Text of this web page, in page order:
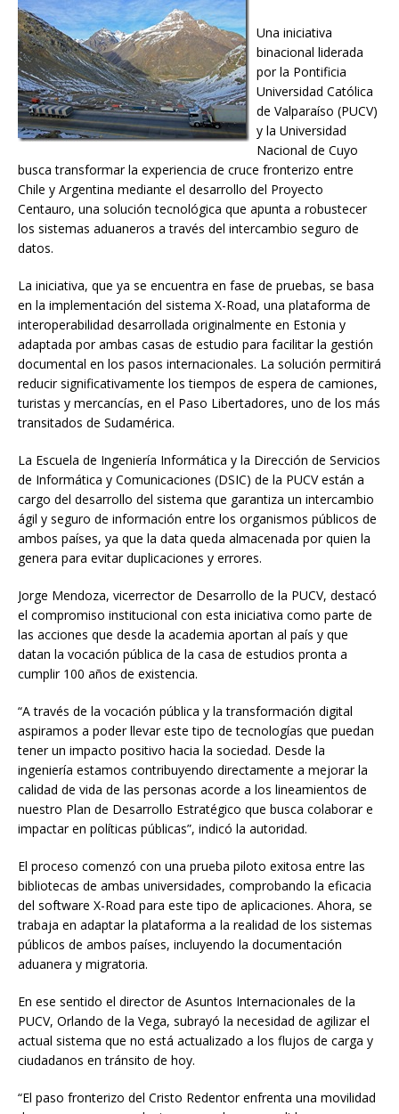
Una iniciativa
binacional liderada
por la Pontificia
Universidad Católica
de Valparaíso (PUCV)
y la Universidad
Nacional de Cuyo
busca transformar la experiencia de cruce fronterizo entre
Chile y Argentina mediante el desarrollo del Proyecto
Centauro, una solución tecnológica que apunta a robustecer
los sistemas aduaneros a través del intercambio seguro de
datos.
La iniciativa, que ya se encuentra en fase de pruebas, se basa
en la implementación del sistema X-Road, una plataforma de
interoperabilidad desarrollada originalmente en Estonia y
adaptada por ambas casas de estudio para facilitar la gestión
documental en los pasos internacionales. La solución permitirá
reducir significativamente los tiempos de espera de camiones,
turistas y mercancías, en el Paso Libertadores, uno de los más
transitados de Sudamérica.
La Escuela de Ingeniería Informática y la Dirección de Servicios
de Informática y Comunicaciones (DSIC) de la PUCV están a
cargo del desarrollo del sistema que garantiza un intercambio
ágil y seguro de información entre los organismos públicos de
ambos países, ya que la data queda almacenada por quien la
genera para evitar duplicaciones y errores.
Jorge Mendoza, vicerrector de Desarrollo de la PUCV, destacó
el compromiso institucional con esta iniciativa como parte de
las acciones que desde la academia aportan al país y que
datan la vocación pública de la casa de estudios pronta a
cumplir 100 años de existencia.
“A través de la vocación pública y la transformación digital
aspiramos a poder llevar este tipo de tecnologías que puedan
tener un impacto positivo hacia la sociedad. Desde la
ingeniería estamos contribuyendo directamente a mejorar la
calidad de vida de las personas acorde a los lineamientos de
nuestro Plan de Desarrollo Estratégico que busca colaborar e
impactar en políticas públicas”, indicó la autoridad.
El proceso comenzó con una prueba piloto exitosa entre las
bibliotecas de ambas universidades, comprobando la eficacia
del software X-Road para este tipo de aplicaciones. Ahora, se
trabaja en adaptar la plataforma a la realidad de los sistemas
públicos de ambos países, incluyendo la documentación
aduanera y migratoria.
En ese sentido el director de Asuntos Internacionales de la
PUCV, Orlando de la Vega, subrayó la necesidad de agilizar el
actual sistema que no está actualizado a los flujos de carga y
ciudadanos en tránsito de hoy.
“El paso fronterizo del Cristo Redentor enfrenta una movilidad